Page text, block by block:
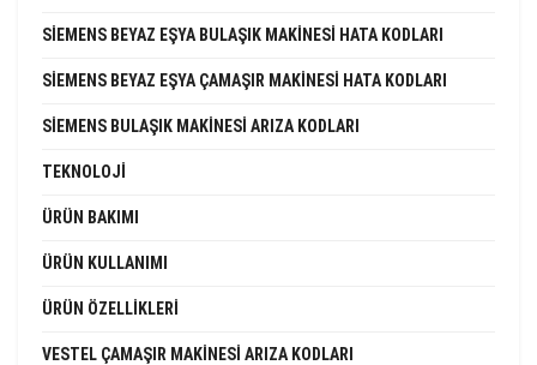
SIEMENS BEYAZ EŞYA BULAŞIK MAKINESI HATA KODLARI
SIEMENS BEYAZ EŞYA ÇAMAŞIR MAKINESI HATA KODLARI
SIEMENS BULAŞIK MAKINESI ARIZA KODLARI
TEKNOLOJI
ÜRÜN BAKIMI
ÜRÜN KULLANIMI
ÜRÜN ÖZELLIKLERI
VESTEL ÇAMAŞIR MAKINESI ARIZA KODLARI